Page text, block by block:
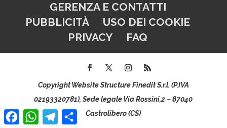
GERENZA E CONTATTI
PUBBLICITÀ
USO DEI COOKIE
PRIVACY
FAQ
Copyright Website Structure Finedit S.r.l. (P.IVA
02193320781), Sede legale Via Rossini,2 – 87040
Castrolibero (CS)
Facebook
WhatsAppTelegram
Condividi